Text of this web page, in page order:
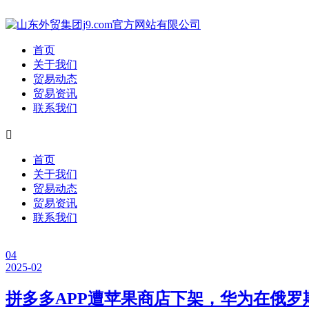
首页
关于我们
贸易动态
贸易资讯
联系我们

首页
关于我们
贸易动态
贸易资讯
联系我们
04
2025-02
拼多多APP遭苹果商店下架，华为在俄罗